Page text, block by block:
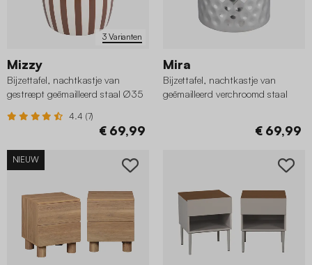
3 Varianten
Mizzy
Bijzettafel, nachtkastje van
gestreept geëmailleerd staal Ø35
4.4 (7)
€ 69,99
Mira
Bijzettafel, nachtkastje van
geëmailleerd verchroomd staal
€ 69,99
NIEUW